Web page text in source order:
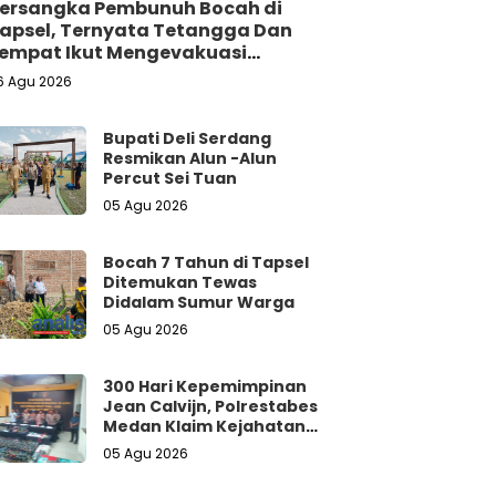
Pembunuh Bocah di
Ternyata Tetangga Dan
Ikut Mengevakuasi
Dari Dalam Sumur
Agu 2026
Bupati Deli Serdang
Resmikan Alun -Alun
Percut Sei Tuan
05 Agu 2026
Bocah 7 Tahun di Tapsel
Ditemukan Tewas
Didalam Sumur Warga
05 Agu 2026
300 Hari Kepemimpinan
Jean Calvijn, Polrestabes
Medan Klaim Kejahatan
Jalanan Turun 15 Persen
05 Agu 2026